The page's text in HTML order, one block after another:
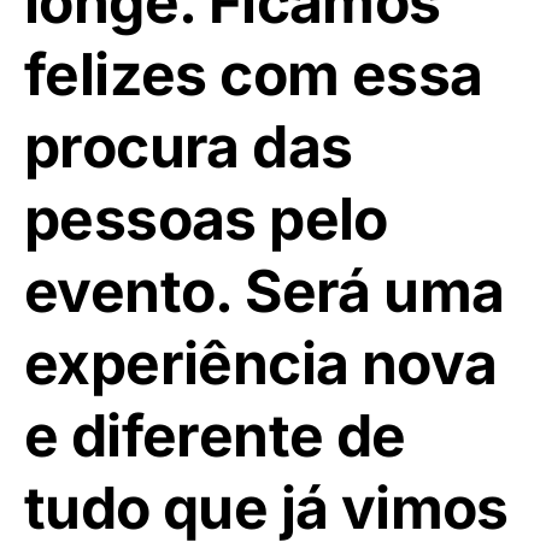
felizes com essa
procura das
pessoas pelo
evento. Será uma
experiência nova
e diferente de
tudo que já vimos